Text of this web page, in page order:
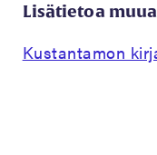
Lisätietoa
Kustantamon